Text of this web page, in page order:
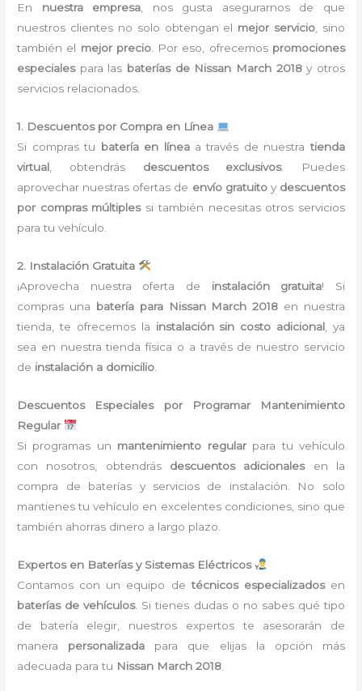
En nuestra empresa, nos gusta asegurarnos de que
nuestros clientes no solo obtengan el mejor servicio, sino
también el mejor precio. Por eso, ofrecemos promociones
especialespara las baterías de Nissan March 2018y otros
servicios relacionados.
1. Descuentos por Compra en Línea
Si compras tu batería en líneaa través de nuestratienda
virtual , obtendrás descuentos exclusivos. Puedes
aprovechar nuestras ofertas de envío gratuitoy descuentos
por compras múltiplessi también necesitas otros servicios
para tu vehículo.
2. Instalación Gratuita
¡Aprovecha nuestra oferta de instalación gratuita! Si
compras una batería para Nissan March 2018 en nuestra
tienda, te ofrecemos la instalación sin costo adicional , ya
sea en nuestra tienda física o a través de nuestro servicio
de instalación a domicilio
Descuentos Especiales por Programar Mantenimiento
Regular
Si programas un mantenimiento regularpara tu vehículo
con nosotros, obtendrás descuentos adicionalesen la
compra de baterías y servicios de instalación. No solo
mantienes tu vehículo en excelentes condiciones, sino que
también ahorras dinero a largo plazo.
Expertos en Baterías y Sistemas Eléctricos
Contamos con un equipo detécnicos especializadosen
baterías de vehículos. Si tienes dudas o no sabes qué tipo
de batería elegir, nuestros expertos te asesorarán de
manera personalizada para que elijas la opción más
adecuada para tu Nissan March 2018